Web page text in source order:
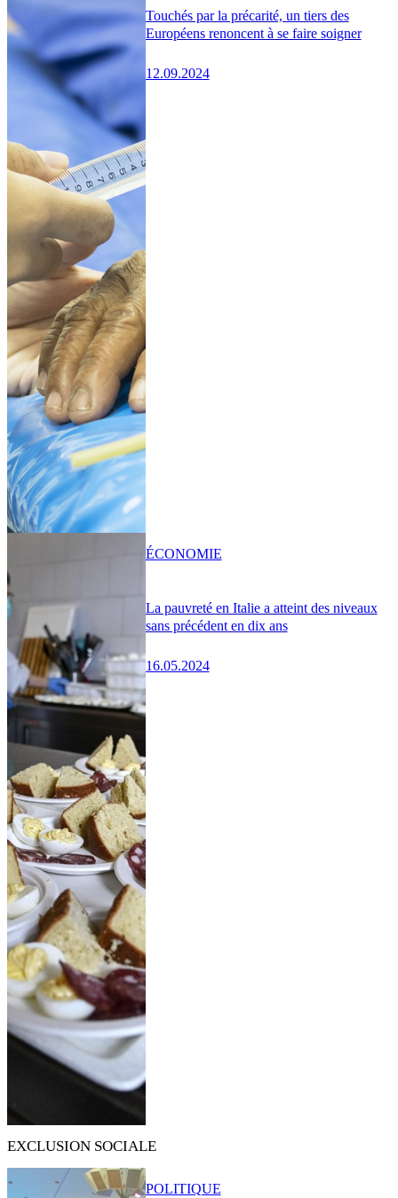
Touchés par la précarité, un tiers des
Européens renoncent à se faire soigner
12.09.2024
La pauvreté en Italie a atteint des niveaux
sans précédent en dix ans
16.05.2024
ÉCONOMIE
EXCLUSION SOCIALE
POLITIQUE